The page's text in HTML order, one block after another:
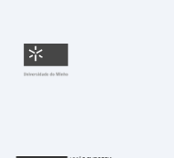
Fundação para a